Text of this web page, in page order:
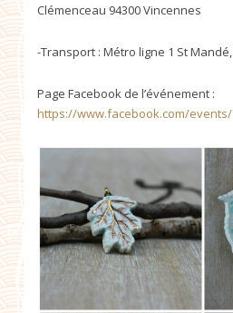
Clémenceau 94300 Vincennes
-Transport : Métro ligne 1 St
Page Facebook de l’événement :
https://www.facebook.com/events/